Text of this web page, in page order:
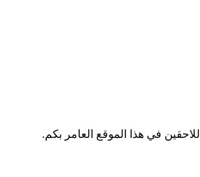
في هذا الموقع العامر بكم.